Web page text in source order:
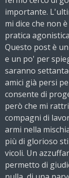
importante.
mi dice che non
pratica
Questo post è
e un po' per
saranno
amici già persi
consente di
però che mi
compagni di
armi nella
più di glorioso
vicoli. Un
permetto di